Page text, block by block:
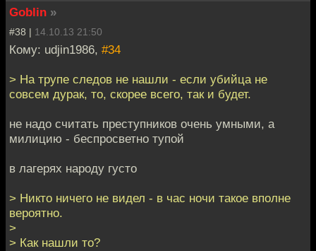
Goblin »
#38 | 14.10.13 21:50
Кому: udjin1986, #34
> На трупе следов не нашли - если убийца не
совсем дурак, то, скорее всего, так и будет.
не надо считать преступников очень умными, а
милицию - беспросветно тупой
в лагерях народу густо
> Никто ничего не видел - в час ночи такое вполне
вероятно.
>
> Как нашли то?